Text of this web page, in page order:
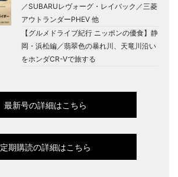
／SUBARUレヴォーグ・レイバック／三菱
アウトランダーPHEV 他
【グルメドライブ紀行 ニッポンの優食】静
岡・浜松編／翡翠色の暴れ川、天竜川沿い
をホンダCR-Vで旅する
最新号の詳細はこちら
定期購読の詳細はこちら